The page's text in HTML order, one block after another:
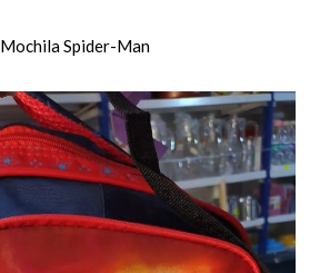
Mochila Spider-Man